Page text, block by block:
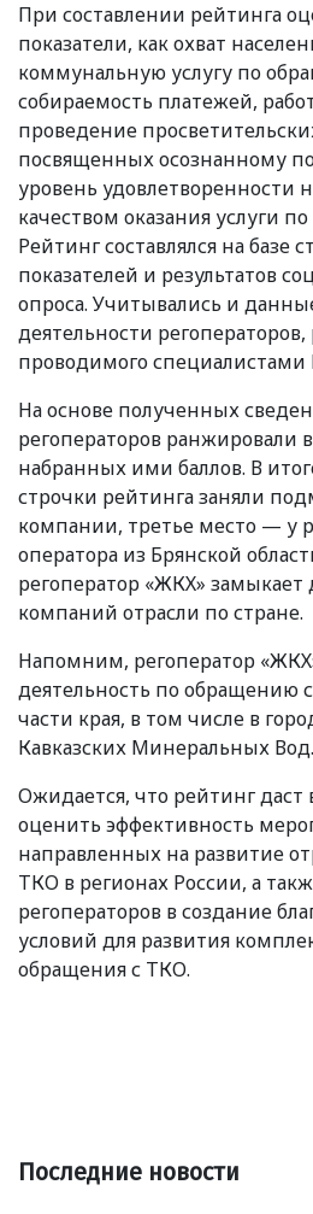
При составлении рейтинга
показатели, как охват
коммунальную услугу по
собираемость платежей,
проведение
посвященных осознанному
уровень удовлетворенности
качеством оказания услуги
Рейтинг составлялся на базе
показателей и результатов
опроса. Учитывались и
деятельности регоператоров,
проводимого
На основе полученных
регоператоров ранжировали
набранных ими баллов. В
строчки рейтинга заняли
компании, третье место — у
оператора из Брянской
регоператор «ЖКХ» замыкает
компаний отрасли по стране.
Напомним, регоператор «
деятельность по обращению
части края, в том числе в
Кавказских Минеральных Вод.
Ожидается, что рейтинг даст
оценить эффективность
направленных на развитие
ТКО в регионах России, а
регоператоров в создание
условий для развития
обращения с ТКО.
Последние новости